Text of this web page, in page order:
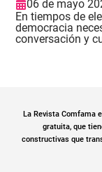
06 de mayo
En tiempos de
democracia
conversación y
La Revista Comfama
gratuita, que
constructivas que